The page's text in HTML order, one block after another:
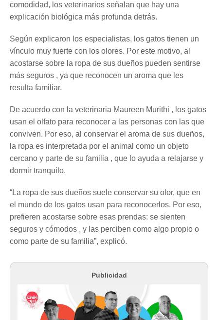
comodidad, los veterinarios señalan que hay una
explicación biológica más profunda detrás.
Según explicaron los especialistas, los gatos tienen un
vínculo muy fuerte con los olores. Por este motivo, al
acostarse sobre la ropa de sus dueños pueden sentirse
más seguros , ya que reconocen un aroma que les
resulta familiar.
De acuerdo con la veterinaria Maureen Murithi , los gatos
usan el olfato para reconocer a las personas con las que
conviven. Por eso, al conservar el aroma de sus dueños,
la ropa es interpretada por el animal como un objeto
cercano y parte de su familia , que lo ayuda a relajarse y
dormir tranquilo.
“La ropa de sus dueños suele conservar su olor, que en
el mundo de los gatos usan para reconocerlos. Por eso,
prefieren acostarse sobre esas prendas: se sienten
seguros y cómodos , y las perciben como algo propio o
como parte de su familia”, explicó.
Publicidad